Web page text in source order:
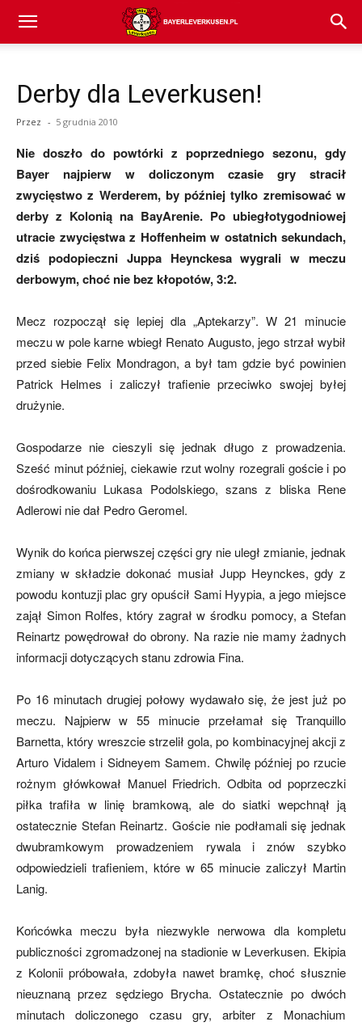
Bayer
Leverkusen
skład)
Derby dla Leverkusen!
Przez - 5 grudnia 2010
Nie doszło do powtórki z poprzedniego sezonu, gdy
Bayer najpierw w doliczonym czasie gry stracił
zwycięstwo z Werderem, by później tylko zremisować w
derby z Kolonią na BayArenie. Po ubiegłotygodniowej
utracie zwycięstwa z Hoffenheim w ostatnich sekundach,
dziś podopieczni Juppa Heynckesa wygrali w meczu
derbowym, choć nie bez kłopotów, 3:2.
Mecz rozpoczął się lepiej dla „Aptekarzy”. W 21 minucie
meczu w pole karne wbiegł Renato Augusto, jego strzał wybił
przed siebie Felix Mondragon, a był tam gdzie być powinien
Patrick Helmes i zaliczył trafienie przeciwko swojej byłej
drużynie.
Gospodarze nie cieszyli się jednak długo z prowadzenia.
Sześć minut później, ciekawie rzut wolny rozegrali goście i po
dośrodkowaniu Lukasa Podolskiego, szans z bliska Rene
Adlerowi nie dał Pedro Geromel.
Wynik do końca pierwszej części gry nie uległ zmianie, jednak
zmiany w składzie dokonać musiał Jupp Heynckes, gdy z
powodu kontuzji plac gry opuścił Sami Hyypia, a jego miejsce
zajął Simon Rolfes, który zagrał w środku pomocy, a Stefan
Reinartz powędrował do obrony. Na razie nie mamy żadnych
informacji dotyczących stanu zdrowia Fina.
Po 16 minutach drugiej połowy wydawało się, że jest już po
meczu. Najpierw w 55 minucie przełamał się Tranquillo
Barnetta, który wreszcie strzelił gola, po kombinacyjnej akcji z
Arturo Vidalem i Sidneyem Samem. Chwilę później po rzucie
rożnym główkował Manuel Friedrich. Odbita od poprzeczki
piłka trafiła w linię bramkową, ale do siatki wepchnął ją
ostatecznie Stefan Reinartz. Goście nie podłamali się jednak
dwubramkowym prowadzeniem rywala i znów szybko
odpowiedzieli trafieniem, które w 65 minucie zaliczył Martin
Lanig.
Końcówka meczu była niezwykle nerwowa dla kompletu
publiczności zgromadzonej na stadionie w Leverkusen. Ekipia
z Kolonii próbowała, zdobyła nawet bramkę, choć słusznie
nieuznaną przez sędziego Brycha. Ostatecznie po dwóch
minutach doliczonego czasu gry, arbiter z Monachium